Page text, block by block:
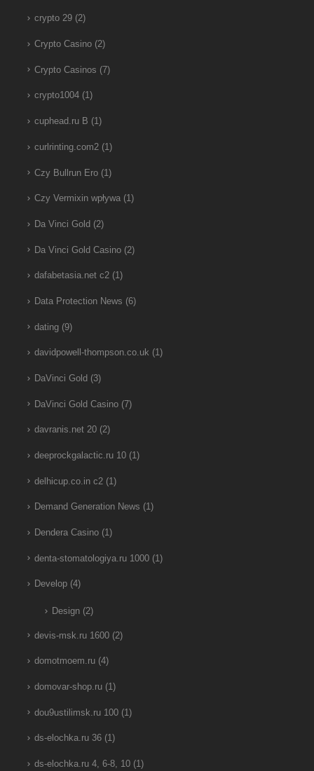
crypto 29(2)
Crypto Casino(2)
Crypto Casinos (7)
crypto1004(1)
cuphead.ru B (1)
curlrinting.com2(1)
Czy Bullrun Ero(1)
Czy Vermixin wpływa(1)
Da Vinci Gold (2)
Da Vinci Gold Casino(2)
dafabetasia.net c2(1)
Data Protection News (6)
dating(9)
davidpowell-thompson.co.uk (1)
DaVinci Gold (3)
DaVinci Gold Casino(7)
davranis.net 20(2)
deeprockgalactic.ru 10(1)
delhicup.co.in c2(1)
Demand Generation News (1)
Dendera Casino(1)
denta-stomatologiya.ru 1000(1)
Develop(4)
Design(2)
devis-msk.ru 1600(2)
domotmoem.ru(4)
domovar-shop.ru(1)
dou9ustilimsk.ru 100(1)
ds-elochka.ru 36(1)
ds-elochka.ru 4, 6-8, 10(1)